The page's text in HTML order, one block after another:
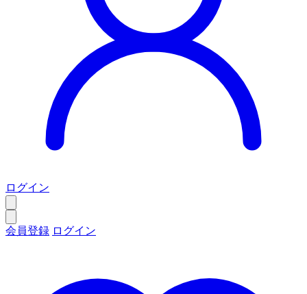
ログイン
会員登録 ログイン